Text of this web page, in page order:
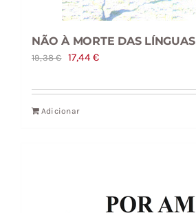
NÃO À MORTE DAS LÍNGUAS
19,38€
O
original
era:
17,44€O
atual
Adicionar